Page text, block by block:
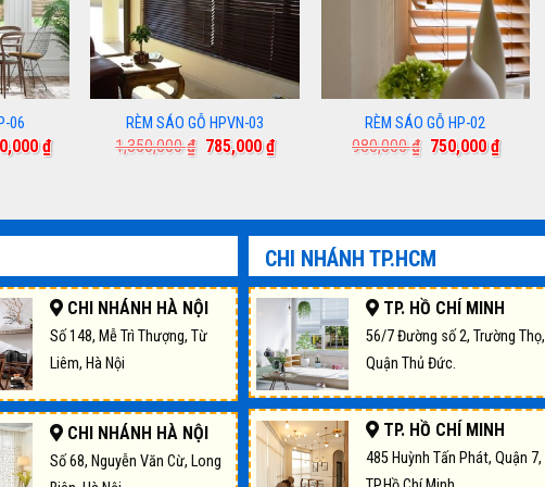
06
₫Giá
hiện
RÈM SÁO GỖ HPVN-03
1,350,000₫ Giá
gốc
785,000₫Giá
hiện
RÈM SÁO GỖ HP-02
980,000₫ Giá
750,000₫Giá
hiện
CHI NHÁNH HÀ NỘI
Số 148, Mễ Trì Thượng, Từ
Liêm, Hà Nội
CHI NHÁNH HÀ NỘI
Số 68, Nguyễn Văn Cừ, Long
CHI NHÁNH TP.HCM
TP. HỒ CHÍ MINH
56/7 Đường số 2, Trường Thọ,
Quận Thủ Đức.
TP. HỒ CHÍ MINH
485 Huỳnh Tấn Phát, Quận 7,